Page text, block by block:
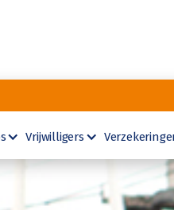
Vrijwilligers